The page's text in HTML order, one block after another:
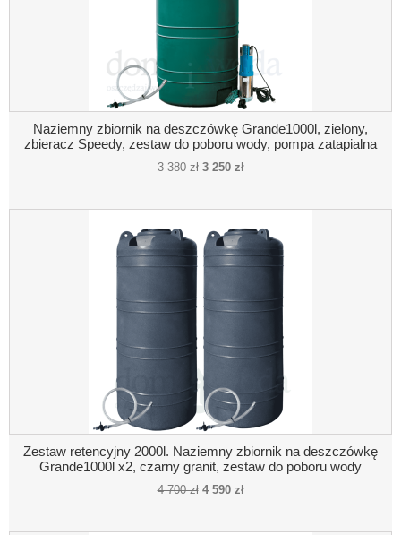
Naziemny zbiornik na deszczówkę Grande1000l, zielony,
zbieracz Speedy, zestaw do poboru wody, pompa zatapialna
3 380 zł 3 250 zł
Zestaw retencyjny 2000l. Naziemny zbiornik na deszczówkę
Grande1000l x2, czarny granit, zestaw do poboru wody
4 700 zł 4 590 zł